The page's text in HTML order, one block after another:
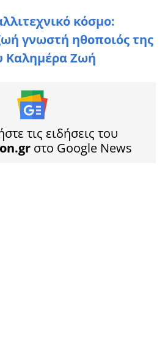
κόσμο:
γνωστή ηθοποιός της
Καλημέρα Ζωή
τις ειδήσεις του
στο Google News